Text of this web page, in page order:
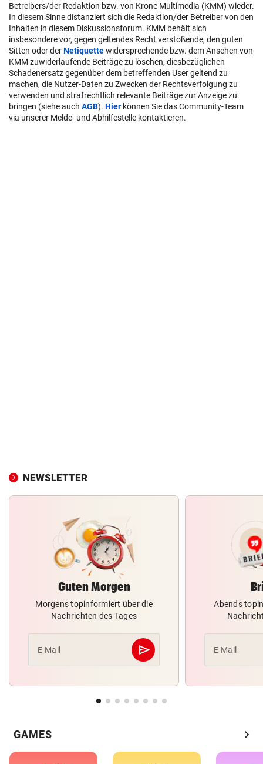
Betreibers/der Redaktion bzw. von Krone Multimedia (KMM) wieder.
In diesem Sinne distanziert sich die Redaktion/der Betreiber von den
Inhalten in diesem Diskussionsforum. KMM behält sich
insbesondere vor, gegen geltendes Recht verstoßende, den guten
Sitten oder derNetiquettewidersprechende bzw. dem Ansehen von
KMM zuwiderlaufende Beiträge zu löschen, diesbezüglichen
Schadenersatz gegenüber dem betreffenden User geltend zu
machen, die Nutzer-Daten zu Zwecken der Rechtsverfolgung zu
verwenden und strafrechtlich relevante Beiträge zur Anzeige zu
bringen (siehe auch AGB). Hier können Sie das Community-Team
via unserer Melde- und Abhilfestelle kontaktieren.
NEWSLETTER
Guten Morgen
Morgens topinformiert über die
Nachrichten des Tages
E-Mail send
Abschicken
Abends
E-Mail
GAMES chevron_right